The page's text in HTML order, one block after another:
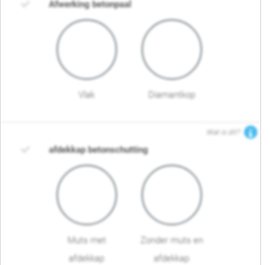
Afwerking betonpaal
Vlak Diamantkop
Wat is dit?
afdekkap betonschutting
Muts met
afdekkap
Zonder muts en
afdekkap